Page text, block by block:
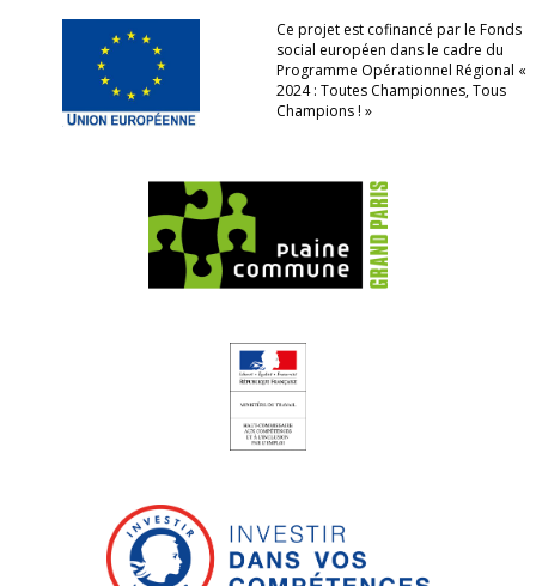
Ce projet est cofinancé par le Fonds
social européen dans le cadre du
Programme Opérationnel Régional «
2024 : Toutes Championnes, Tous
Champions ! »